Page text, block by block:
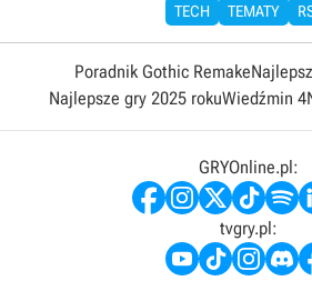
TECH
TEMATY
Poradnik Gothic Remake
Najlepsze gry 2025 rokuWiedźmin 4
GRYOnline.pl:
tvgry.pl: